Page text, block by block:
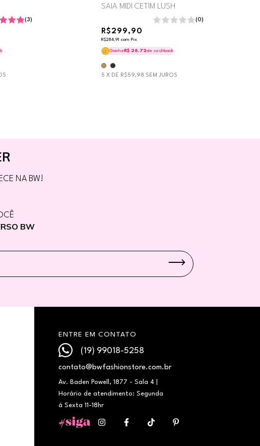
(3)
SAIA MIDI CETIM LUSH
(0)
R$299,90
R$284,91com Pix
GanheR$ 28,72de cashback
5 X DE R$59,98 SEM JUROS
NA BW!
BW
ENTRE EM CONTATO
(19) 99018-5258
contato@bwfashionstore.com.br
Av. Baden Powell, 1877 - Sala 4 |
Horário de atendimento: Segunda
á Sexta 11-18hr